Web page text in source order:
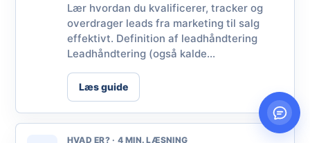
Lær hvordan du kvalificerer, tracker og
overdrager leads fra marketing til salg
effektivt. Definition af leadhåndtering
Leadhåndtering (også kalde...
Læs guide
HVAD ER? · 4 MIN. LÆSNING